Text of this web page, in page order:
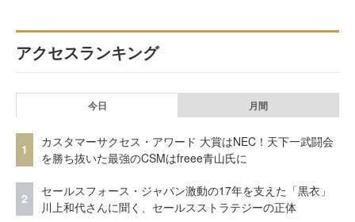
アクセスランキング
今日 月間
1
カスタマーサクセス・アワード 大賞はNEC！天下一武闘会
を勝ち抜いた最強のCSMはfreee青山氏に
2
セールスフォース・ジャパン激動の17年を支えた「黒衣」
川上和代さんに聞く、セールスストラテジーの正体